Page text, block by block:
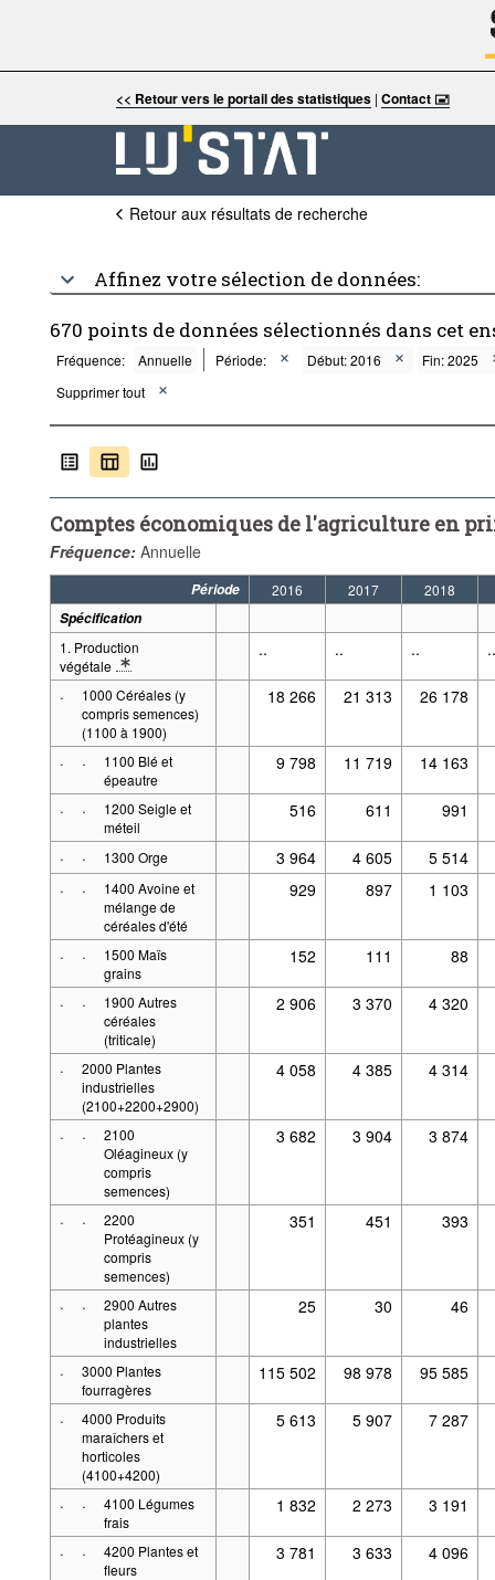
<< Retour vers le portail des statistiques| Contact 🖃
Retour aux résultats de recherche
Affinez votre sélection de données:
670 points de données sélectionnés dans cet
Fréquence: Annuelle Période: Début: 2016
Fin: 2025
Supprimer tout
Comptes économiques de l'agriculture en
Fréquence: Annuelle
Période 2016 2017
2018
Spécification
1. Production
végétale
* Note spécification 2: .Définitions : Prix courants
.. .. .. ..
·
1000 Céréales (y
compris semences)
(1100 à 1900)
18 266 21 313 26 178
· ·
1100 Blé et
épeautre
9 798 11 719 14 163
· ·
1200 Seigle et
méteil
516 611 991
· · 1300 Orge 3 964 4 605
5 514
· ·
1400 Avoine et
mélange de
céréales d'été
929 897 1 103
· ·
1500 Maïs
grains
152 111 88
· ·
1900 Autres
céréales
(triticale)
2 906 3 370 4 320
·
2000 Plantes
industrielles
(2100+2200+2900)
4 058 4 385 4 314
· ·
2100
Oléagineux (y
compris
semences)
3 682 3 904 3 874
· ·
2200
Protéagineux (y
compris
semences)
351 451 393
· ·
2900 Autres
plantes
industrielles
25 30 46
·
3000 Plantes
fourragères
115 502 98 978 95 585
·
4000 Produits
maraîchers et
horticoles
(4100+4200)
5 613 5 907 7 287
· ·
4100 Légumes
frais
1 832 2 273 3 191
· ·
4200 Plantes et
fleurs
3 781 3 633 4 096